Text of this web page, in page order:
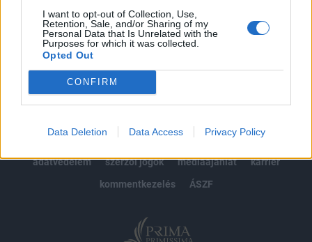
I want to opt-out of Collection, Use,
Retention, Sale, and/or Sharing of my
Personal Data that Is Unrelated with the
Purposes for which it was collected.
Opted Out
CONFIRM
Data Deletion Data Access Privacy Policy
MÁR ELŐFIZETŐNK VAGY? BEJELENTKEZÉS
jogi nyilatkozat
süti beállítások
adatvédelem
szerzői jogok médiaajánlat
karrier
kommentkezelés
ÁSZF